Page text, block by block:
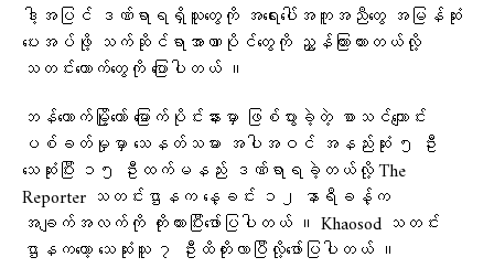
ဒါ့အပြင် ဒဏ်ရာရရှိသူ​တွေကို အရေးပေါ်အကူအညီ​တွေ အမြန်ဆုံး
ပေးအပ်ဖို့ သက်ဆိုင်ရာအာဏာပိုင်​တွေကို ညွှန်ကြားထားတယ်လို့
သတင်း​ထောက်​တွေကို ​ပြောပါတယ် ။
ဘန်ကောက်မြို့တော် မြောက်ပိုင်းနားမှာ ဖြစ်ပွားခဲ့တဲ့ စာသင်ကျောင်း
ပစ်ခတ်မှုမှာ သေနတ်သမား အပါအဝင် အနည်းဆုံး ၅ ဦး
သေဆုံးပြီး ၁၅ ဦးထက်မနည်း ဒဏ်ရာရခဲ့တယ်လို့ The
Reporter သတင်းဌာနက ​နေ့ခင်း ၁၂ နာရီခန့်က
အချက်အလက်ကို ကိုးကားပြီး​ဖော်ပြပါတယ် ။ Khaosod သတင်း
ဌာနက​​တော့ ​သေဆုံးသူ ၇ ဦးထိတိုးလာပြီလို့​ဖော်ပြပါတယ် ။